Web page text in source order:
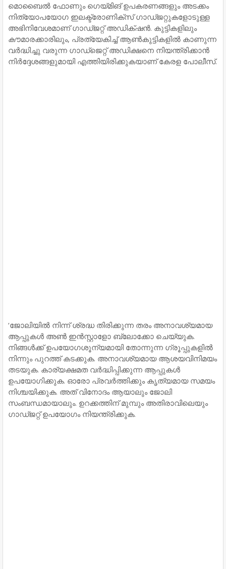
മൊബൈൽ ഫോണും ഗെയ്മിങ് ഉപകരണങ്ങളും അടക്കം
നിത്യോപയോഗ ഇലക്ട്രോണിക്സ് ഗാഡ്ജറ്റുകളോടുള്ള
അഭിനിവേശമാണ് ഗാഡ്ജറ്റ് അഡിക്‌ഷൻ. കുട്ടികളിലും
കൗമാരക്കാരിലും, പ്രത്യേകിച്ച് ആൺകുട്ടികളിൽ കാണുന്ന
വർദ്ധിച്ചു വരുന്ന ഗാഡ്ജെറ്റ് അഡിക്ഷനെ നിയന്ത്രിക്കാൻ
നിർദ്ദേശങ്ങളുമായി എത്തിയിരിക്കുകയാണ് കേരള പോലീസ്.
‘ജോലിയിൽ നിന്ന് ശ്രദ്ധ തിരിക്കുന്ന തരം അനാവശ്യമായ
ആപ്പുകൾ അൺ ഇൻസ്റ്റാളോ ബ്ലോക്കോ ചെയ്യുക.
നിങ്ങൾക്ക് ഉപയോഗശൂന്യമായി തോന്നുന്ന ഗ്രൂപ്പുകളിൽ
നിന്നും പുറത്ത് കടക്കുക. അനാവശ്യമായ ആശയവിനിമയം
തടയുക. കാര്യക്ഷമത വർദ്ധിപ്പിക്കുന്ന ആപ്പുകൾ
ഉപയോഗിക്കുക. ഓരോ പ്രവർത്തിക്കും കൃത്യമായ സമയം
നിശ്ചയിക്കുക. അത് വിനോദം ആയാലും ജോലി
സംബന്ധമായാലും. ഉറക്കത്തിന് മുമ്പും അതിരാവിലെയും
ഗാഡ്ജറ്റ് ഉപയോഗം നിയന്ത്രിക്കുക.